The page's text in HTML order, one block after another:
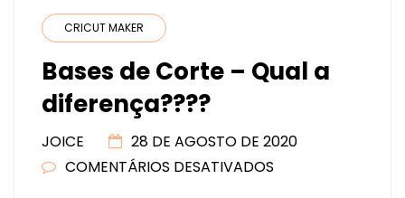
CRICUT MAKER
Bases de Corte – Qual a
diferença????
JOICE
28 DE AGOSTO DE 2020
COMENTÁRIOS DESATIVADOS